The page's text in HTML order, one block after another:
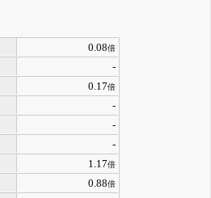
0.08倍
-
0.17倍
-
-
-
1.17倍
0.88倍